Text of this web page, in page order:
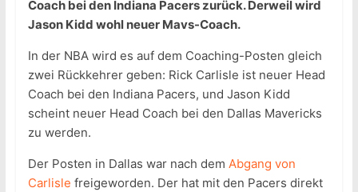
Coach bei den Indiana Pacers zurück. Derweil wird
Jason Kidd wohl neuer Mavs-Coach.
In der NBA wird es auf dem Coaching-Posten gleich
zwei Rückkehrer geben: Rick Carlisle ist neuer Head
Coach bei den Indiana Pacers, und Jason Kidd
scheint neuer Head Coach bei den Dallas Mavericks
zu werden.
Der Posten in Dallas war nach dem Abgang von
Carlisle freigeworden. Der hat mit den Pacers direkt